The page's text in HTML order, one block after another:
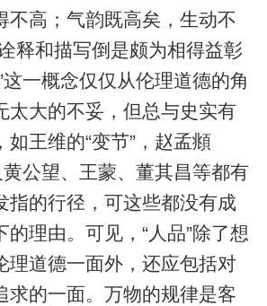
不高；气韵既高矣，生动不
释和描写倒是颇为相得益彰
这一概念仅仅从伦理道德的角
太大的不妥，但总与史实有
如王维的“变节”，赵孟頫
黄公望、王蒙、董其昌等都有
指的行径，可这些都没有成
的理由。可见，“人品”除了想
理道德一面外，还应包括对
求的一面。万物的规律是客